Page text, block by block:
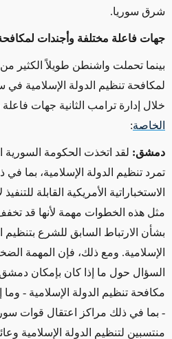
شرق سوريا.
جهات فاعلة مختلفة وأجندات لمكافحة
بينما تحملت واشنطن طويلاً الكثير
لمكافحة تنظيم الدولة الإسلامية في
خلال إدارة ترامب الثانية جهات
الخاصة:
دمشق: لقد اتخذت الحكومة السورية
تمرد تنظيم الدولة الإسلامية، بما
الاستخباراتية الأمريكية القابلة
مثل هذه الخطوات مهمة لأنها قد
بشأن الارتباط السابق للشرع بتنظيم
الإسلامية. ومع ذلك، فإن المهمة
السؤال حول ما إذا كان بإمكان
مكافحة تنظيم الدولة الإسلامية - وما
- بما في ذلك مراكز اعتقال قوات
منتسبين لتنظيم الدولة الإسلامية